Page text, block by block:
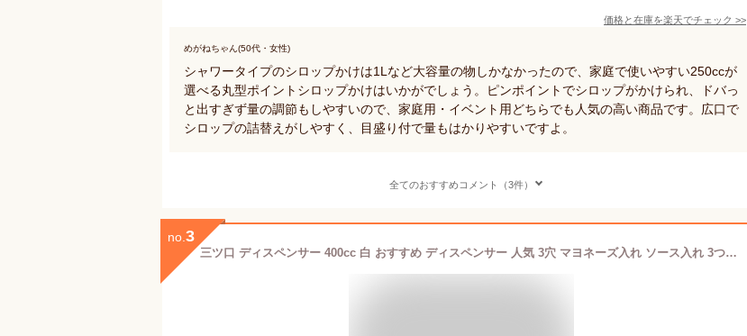
価格と在庫を楽天でチェック >>
めがねちゃん(50代・女性)
シャワータイプのシロップかけは1Lなど大容量の物しかなかったので、家庭で使いやすい250ccが
選べる丸型ポイントシロップかけはいかがでしょう。ピンポイントでシロップがかけられ、ドバっ
と出すぎず量の調節もしやすいので、家庭用・イベント用どちらでも人気の高い商品です。広口で
シロップの詰替えがしやすく、目盛り付で量もはかりやすいですよ。
全てのおすすめコメント（3件）
no. 3
三ツ口 ディスペンサー 400cc 白 おすすめ ディスペンサー 人気 3穴 マヨネーズ入れ ソース入れ 3つ穴 マヨネーズ差し かき氷シロップ マスタード お好み焼道具 寿司道具 サラダ マヨネーズかけ マヨネーズボトル ケチャップ入れ ドレッシング入れ 氷シロップかけ ソース